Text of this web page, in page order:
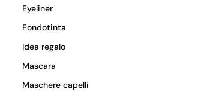
Eyeliner
Fondotinta
Idea regalo
Mascara
Maschere capelli